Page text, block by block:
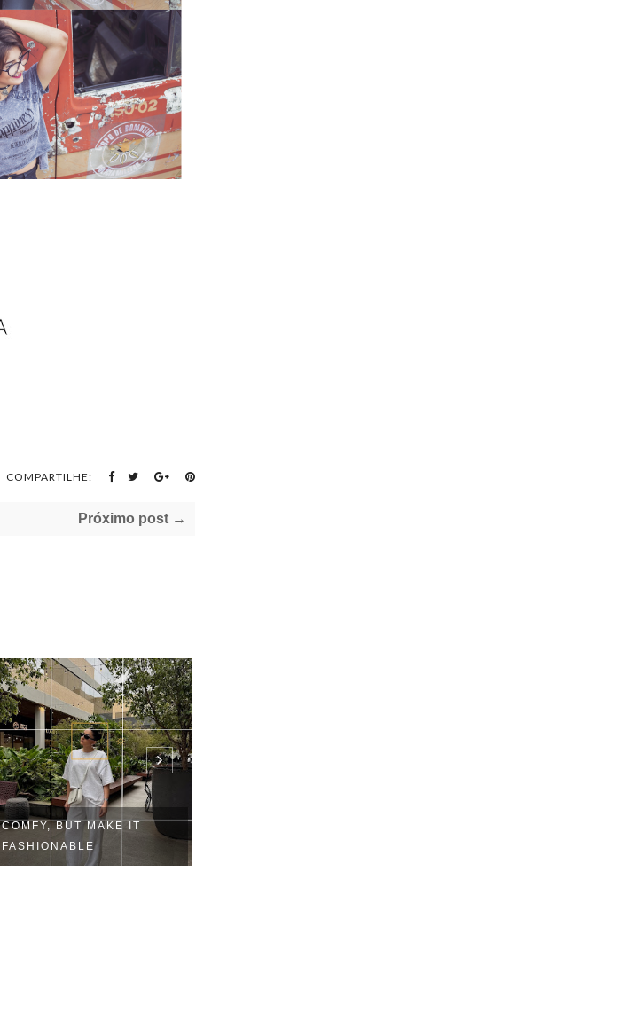
COMPARTILHE:
Próximo post →
COMFY, BUT MAKE IT
FASHIONABLE